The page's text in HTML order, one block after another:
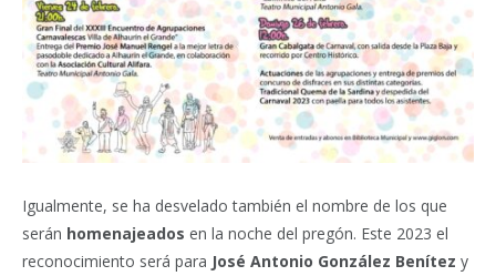
Igualmente, se ha desvelado también el nombre de los que
serán homenajeados en la noche del pregón. Este 2023 el
reconocimiento será para José Antonio González Benítez y